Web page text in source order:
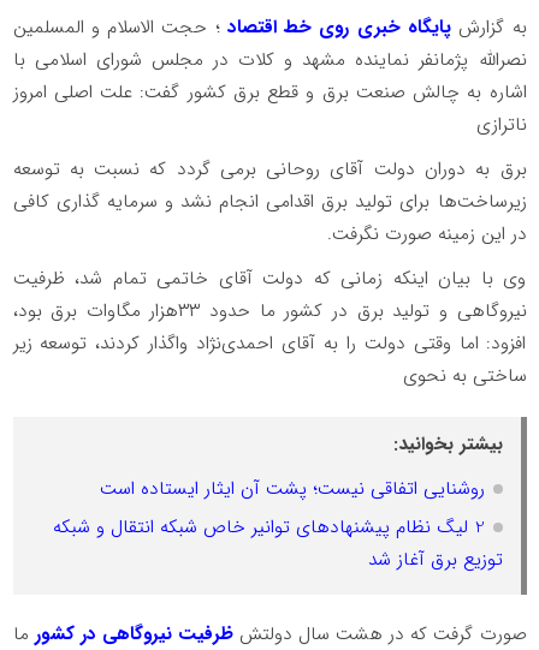
به گزارشپایگاه خبری روی خط اقتصاد ؛ حجت الاسلام و المسلمین
نصرالله پژمانفر نماینده مشهد و کلات در مجلس شورای اسلامی با
اشاره به چالش صنعت برق و قطع برق کشور گفت: علت‌ اصلی امروز
ناترازی
برق به دوران دولت آقای روحانی برمی گردد که نسبت به توسعه
زیرساخت‌ها برای تولید برق اقدامی انجام نشد و سرمایه گذاری کافی
در این زمینه صورت نگرفت.
وی با بیان اینکه زمانی که دولت آقای خاتمی تمام شد، ظرفیت
نیروگاهی و تولید برق در کشور ما حدود ۳۳هزار مگاوات برق بود،
افزود: اما وقتی دولت را به آقای احمدی‌نژاد واگذار کردند، توسعه زیر
ساختی به نحوی
بیشتر بخوانید:
روشنایی اتفاقی نیست؛ پشت آن ایثار ایستاده است
2 لیگ نظام پیشنهادهای توانیر خاص شبکه‌ انتقال و شبکه
‌توزیع برق آغاز شد
صورت گرفت که در هشت سال دولتشظرفیت نیروگاهی در کشور ما